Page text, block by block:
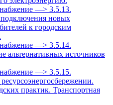
—> 3.5.13.
новых
к городским
—> 3.5.14.
альтернативных источников
—> 3.5.15.
практик. Транспортная